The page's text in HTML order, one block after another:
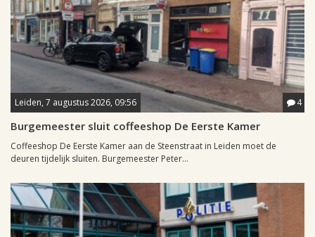
Leiden, 7 augustus 2026, 09:56 4
Burgemeester sluit coffeeshop De Eerste Kamer
Coffeeshop De Eerste Kamer aan de Steenstraat in Leiden moet de
deuren tijdelijk sluiten. Burgemeester Peter...